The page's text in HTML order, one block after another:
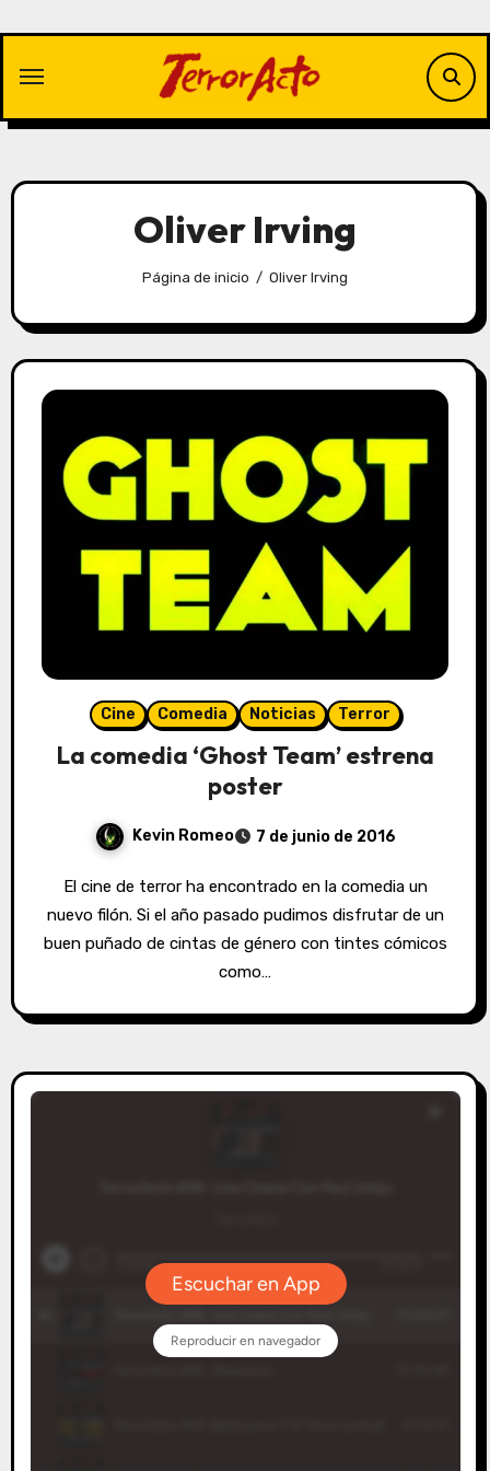
contenido
Oliver Irving
Página de inicio Oliver Irving
Cine Comedia Noticias Terror
La comedia ‘Ghost Team’ estrena
poster
Kevin Romeo 7 de junio de 2016
El cine de terror ha encontrado en la comedia un
nuevo filón. Si el año pasado pudimos disfrutar de un
buen puñado de cintas de género con tintes cómicos
como…